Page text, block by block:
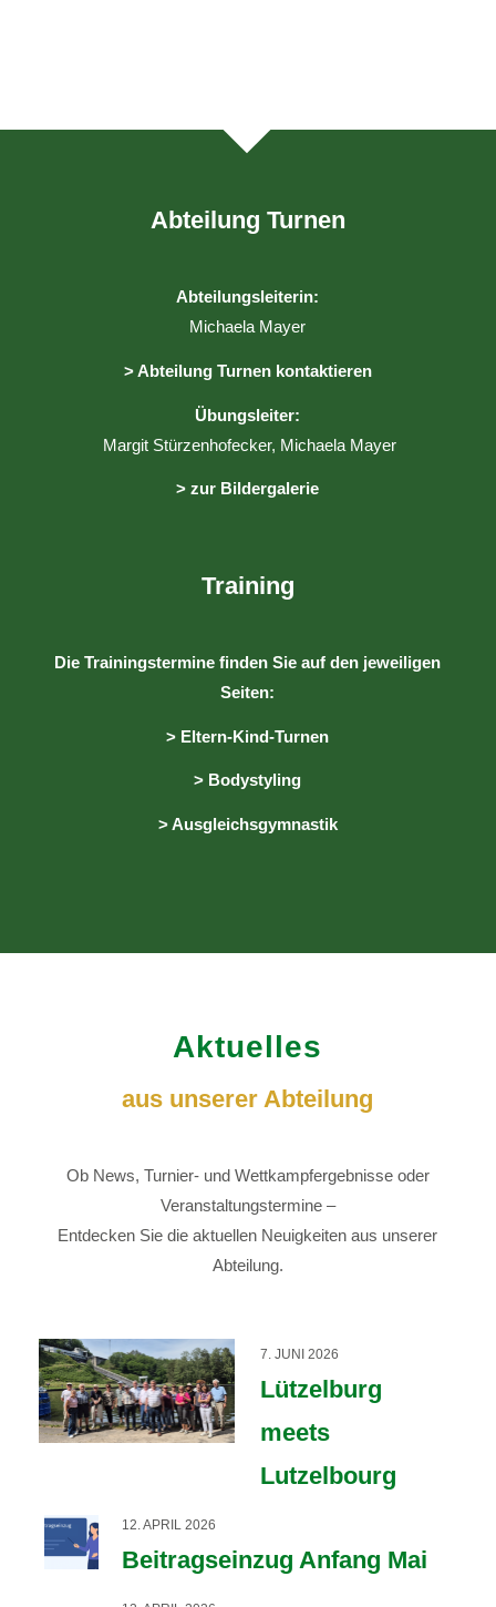
Abteilung Turnen
Abteilungsleiterin:
Michaela Mayer
> Abteilung Turnen kontaktieren
Übungsleiter:
Margit Stürzenhofecker, Michaela Mayer
> zur Bildergalerie
Training
Die Trainingstermine finden Sie auf den jeweiligen
Seiten:
> Eltern-Kind-Turnen
> Bodystyling
> Ausgleichsgymnastik
Aktuelles
aus unserer Abteilung
Ob News, Turnier- und Wettkampfergebnisse oder
Veranstaltungstermine –
Entdecken Sie die aktuellen Neuigkeiten aus unserer
Abteilung.
7. JUNI 2026
Lützelburg
meets
Lutzelbourg
12. APRIL 2026
Beitragseinzug Anfang Mai